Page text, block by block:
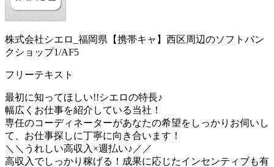
株式会社シエロ_福岡県【携帯キャ】西区周辺のソフトバン
クショップ1/AF5
フリーテキスト
最初に知ってほしい!!シエロの特長♪
幅広くお仕事を紹介している当社！
専任のコーディネーターがあなたの希望をしっかりお伺いし
て、お仕事探しに丁寧に向き合います！
＼＼うれしい高収入×週払い♪／／
高収入でしっかり稼げる！成果に応じたインセンティブも有